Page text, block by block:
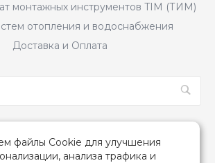
монтажных инструментов TIM (ТИМ)
отопления и водоснабжения
Доставка и Оплата
файлы Cookie для улучшения
анализа трафика и